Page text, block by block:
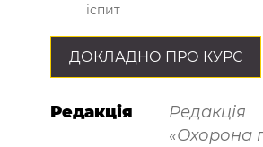
іспит
ДОКЛАДНО ПРО КУРС
Редакція
«Охорона